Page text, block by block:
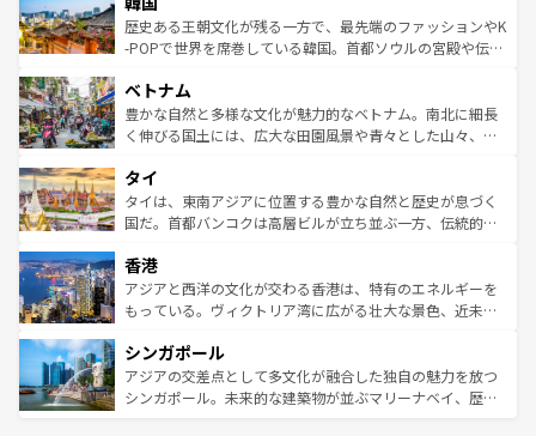
はコンテンツ一覧を参照してほしい。
ビング、ハイキングなど、アウトドア好きにはたまらな
い。オーストラリアの多彩な魅力を存分に味わいつくそ
参照してほしい。
と山間の静けさが共存しており、訪れる人に新しい発見と
驚きをもたらしてくれる。また、奥深い台湾の食文化も魅
容にもいいと評判のスイーツなど、バラエティ豊かな料理
が味わえる。 なお、新着の台湾情報は コンテンツ一覧を参
照してほしい。
歴史ある王朝文化が残る一方で、最先端のファッションやK
-POPで世界を席巻している韓国。首都ソウルの宮殿や伝統
き、地方に足を延ばせば四季折々の自然美を楽しむことが
できる。そして、キムチや焼肉、絶品のストリートフード
まで、さまざまな韓国料理が待っている。夜には、韓国な
リティに包まれながら、韓国の多彩な魅力を心ゆくまで味
わってみてほしい。 なお、新着の韓国情報はコンテンツ一
覧を参照してほしい。
ベトナム
豊かな自然と多様な文化が魅力的なベトナム。南北に細長
く伸びる国土には、広大な田園風景や青々とした山々、世
急速な発展と共に伝統が息づく。ハノイの古い町並みやホ
ーチミン市のフランス統治時代の建物も、独特の雰囲気を
醸し出している。また、バラエティの豊かさとおいしさで
とつ。フォーやバインミー、ベトナムコーヒーなどは、ぜ
ひ現地で味わいたい。どの地域を訪れてもあたたかい人々
が旅行者を迎えてくれるので、きっと忘れられない旅にな
参照してほしい。
タイ
タイは、東南アジアに位置する豊かな自然と歴史が息づく
国だ。首都バンコクは高層ビルが立ち並ぶ一方、伝統的な
の活気が交差している。北部ではチェンマイなどの山岳地
帯で自然と触れ合い、南部ではプーケットやクラビの美し
いビーチでリゾート気分を楽しむことができる。タイ料理
激する。気候は一年中温暖で、どの季節にも異なる楽しみ
が待っている。親しみやすいタイの人々、仏教を中心とし
た文化、そして多様な観光資源が、訪れる旅人を魅了し続
香港
アジアと西洋の文化が交わる香港は、特有のエネルギーを
もっている。ヴィクトリア湾に広がる壮大な景色、近未来
み、どこを訪れても感動するはず。観光スポットが密集し
ており、効率よく見どころを回れるのも魅力。息をのむよ
うな絶景から文化的な体験まで、香港を存分に楽しみ尽く
シンガポール
アジアの交差点として多文化が融合した独自の魅力を放つ
シンガポール。未来的な建築物が並ぶマリーナベイ、歴史